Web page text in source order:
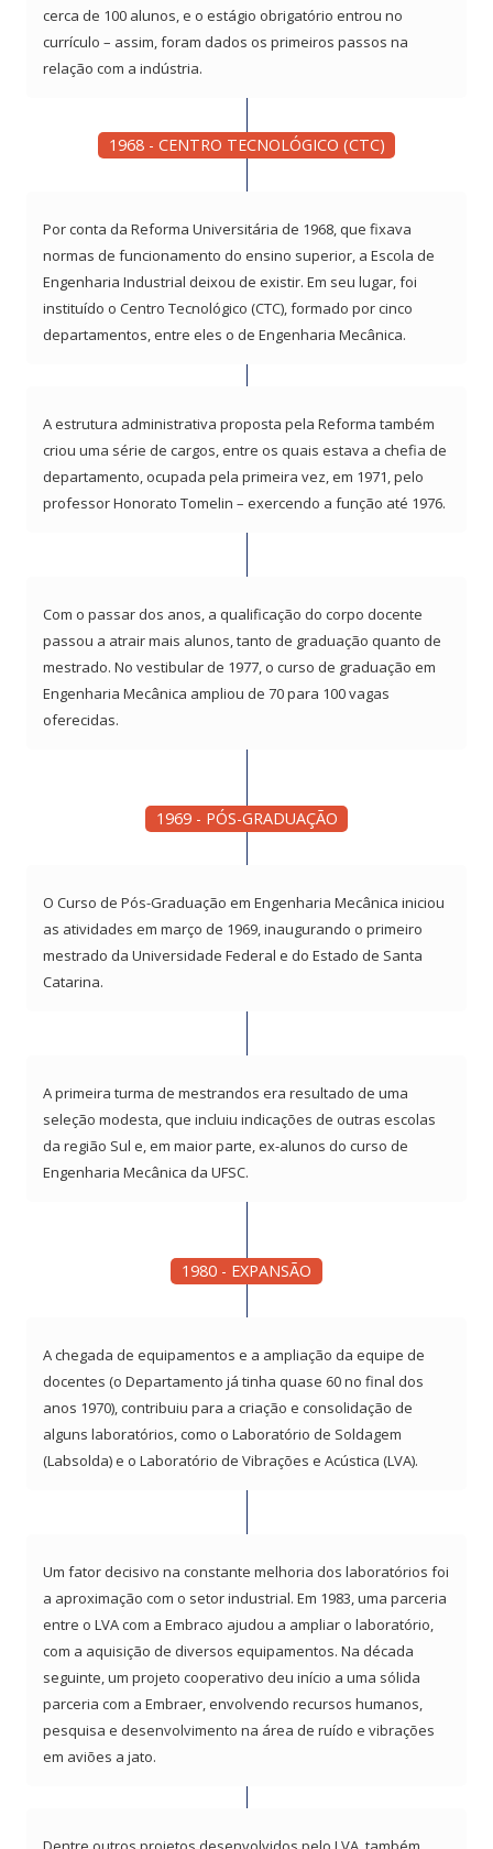
cerca de 100 alunos, e o estágio obrigatório entrou no
currículo – assim, foram dados os primeiros passos na
relação com a indústria.
1968 - CENTRO TECNOLÓGICO (CTC)
Por conta da Reforma Universitária de 1968, que fixava
normas de funcionamento do ensino superior, a Escola de
Engenharia Industrial deixou de existir. Em seu lugar, foi
instituído o Centro Tecnológico (CTC), formado por cinco
departamentos, entre eles o de Engenharia Mecânica.
A estrutura administrativa proposta pela Reforma também
criou uma série de cargos, entre os quais estava a chefia de
departamento, ocupada pela primeira vez, em 1971, pelo
professor Honorato Tomelin – exercendo a função até 1976.
Com o passar dos anos, a qualificação do corpo docente
passou a atrair mais alunos, tanto de graduação quanto de
mestrado. No vestibular de 1977, o curso de graduação em
Engenharia Mecânica ampliou de 70 para 100 vagas
oferecidas.
1969 - PÓS-GRADUAÇÃO
O Curso de Pós-Graduação em Engenharia Mecânica iniciou
as atividades em março de 1969, inaugurando o primeiro
mestrado da Universidade Federal e do Estado de Santa
Catarina.
A primeira turma de mestrandos era resultado de uma
seleção modesta, que incluiu indicações de outras escolas
da região Sul e, em maior parte, ex-alunos do curso de
Engenharia Mecânica da UFSC.
1980 - EXPANSÃO
A chegada de equipamentos e a ampliação da equipe de
docentes (o Departamento já tinha quase 60 no final dos
anos 1970), contribuiu para a criação e consolidação de
alguns laboratórios, como o Laboratório de Soldagem
(Labsolda) e o Laboratório de Vibrações e Acústica (LVA).
Um fator decisivo na constante melhoria dos laboratórios foi
a aproximação com o setor industrial. Em 1983, uma parceria
entre o LVA com a Embraco ajudou a ampliar o laboratório,
com a aquisição de diversos equipamentos. Na década
seguinte, um projeto cooperativo deu início a uma sólida
parceria com a Embraer, envolvendo recursos humanos,
pesquisa e desenvolvimento na área de ruído e vibrações
em aviões a jato.